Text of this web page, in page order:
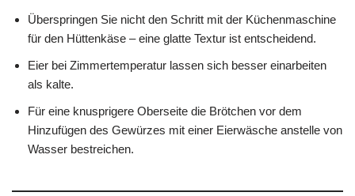
Überspringen Sie nicht den Schritt mit der Küchenmaschine
für den Hüttenkäse – eine glatte Textur ist entscheidend.
Eier bei Zimmertemperatur lassen sich besser einarbeiten
als kalte.
Für eine knusprigere Oberseite die Brötchen vor dem
Hinzufügen des Gewürzes mit einer Eierwäsche anstelle von
Wasser bestreichen.